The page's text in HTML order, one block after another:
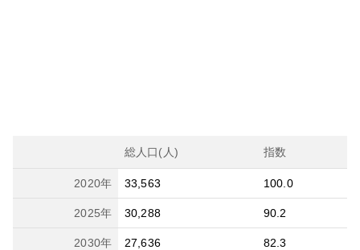
総人口(人) 指数
2020年 33,563 100.0
2025年 30,288 90.2
2030年 27,636 82.3